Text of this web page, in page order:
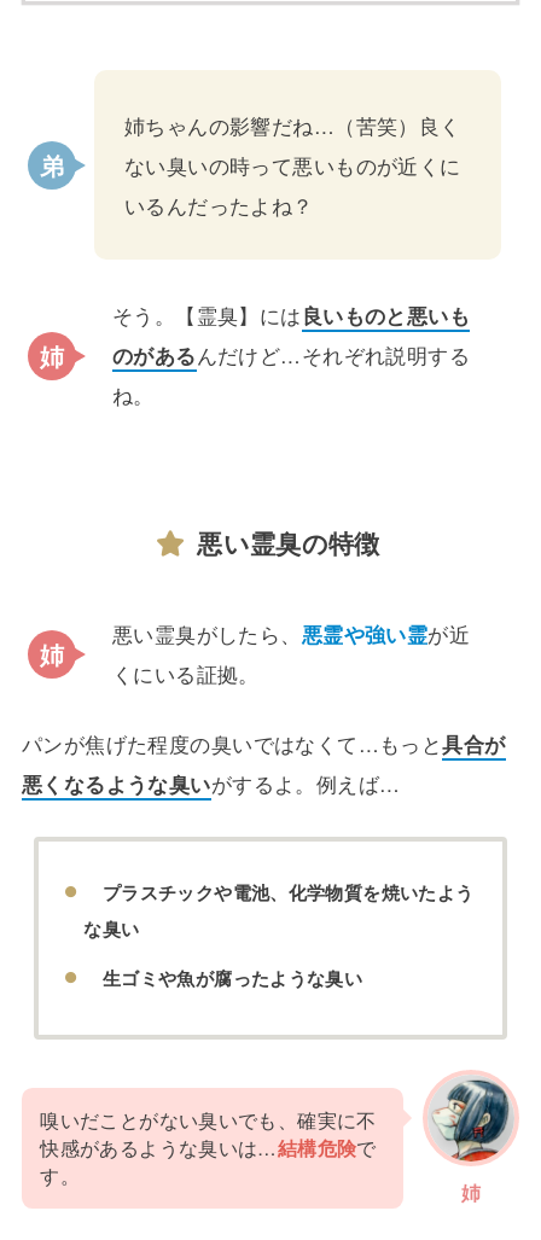
姉ちゃんの影響だね…（苦笑）良く
ない臭いの時って悪いものが近くに
いるんだったよね？
そう。【霊臭】には良いものと悪いも
のがあるんだけど…それぞれ説明する
ね。
悪い霊臭の特徴
悪い霊臭がしたら、 悪霊や強い霊が近
くにいる証拠。
パンが焦げた程度の臭いではなくて…もっと具合が
悪くなるような臭いがするよ。例えば…
プラスチックや電池、化学物質を焼いたよう
な臭い
生ゴミや魚が腐ったような臭い
姉
嗅いだことがない臭いでも、確実に不
快感があるような臭いは…結構危険で
す。